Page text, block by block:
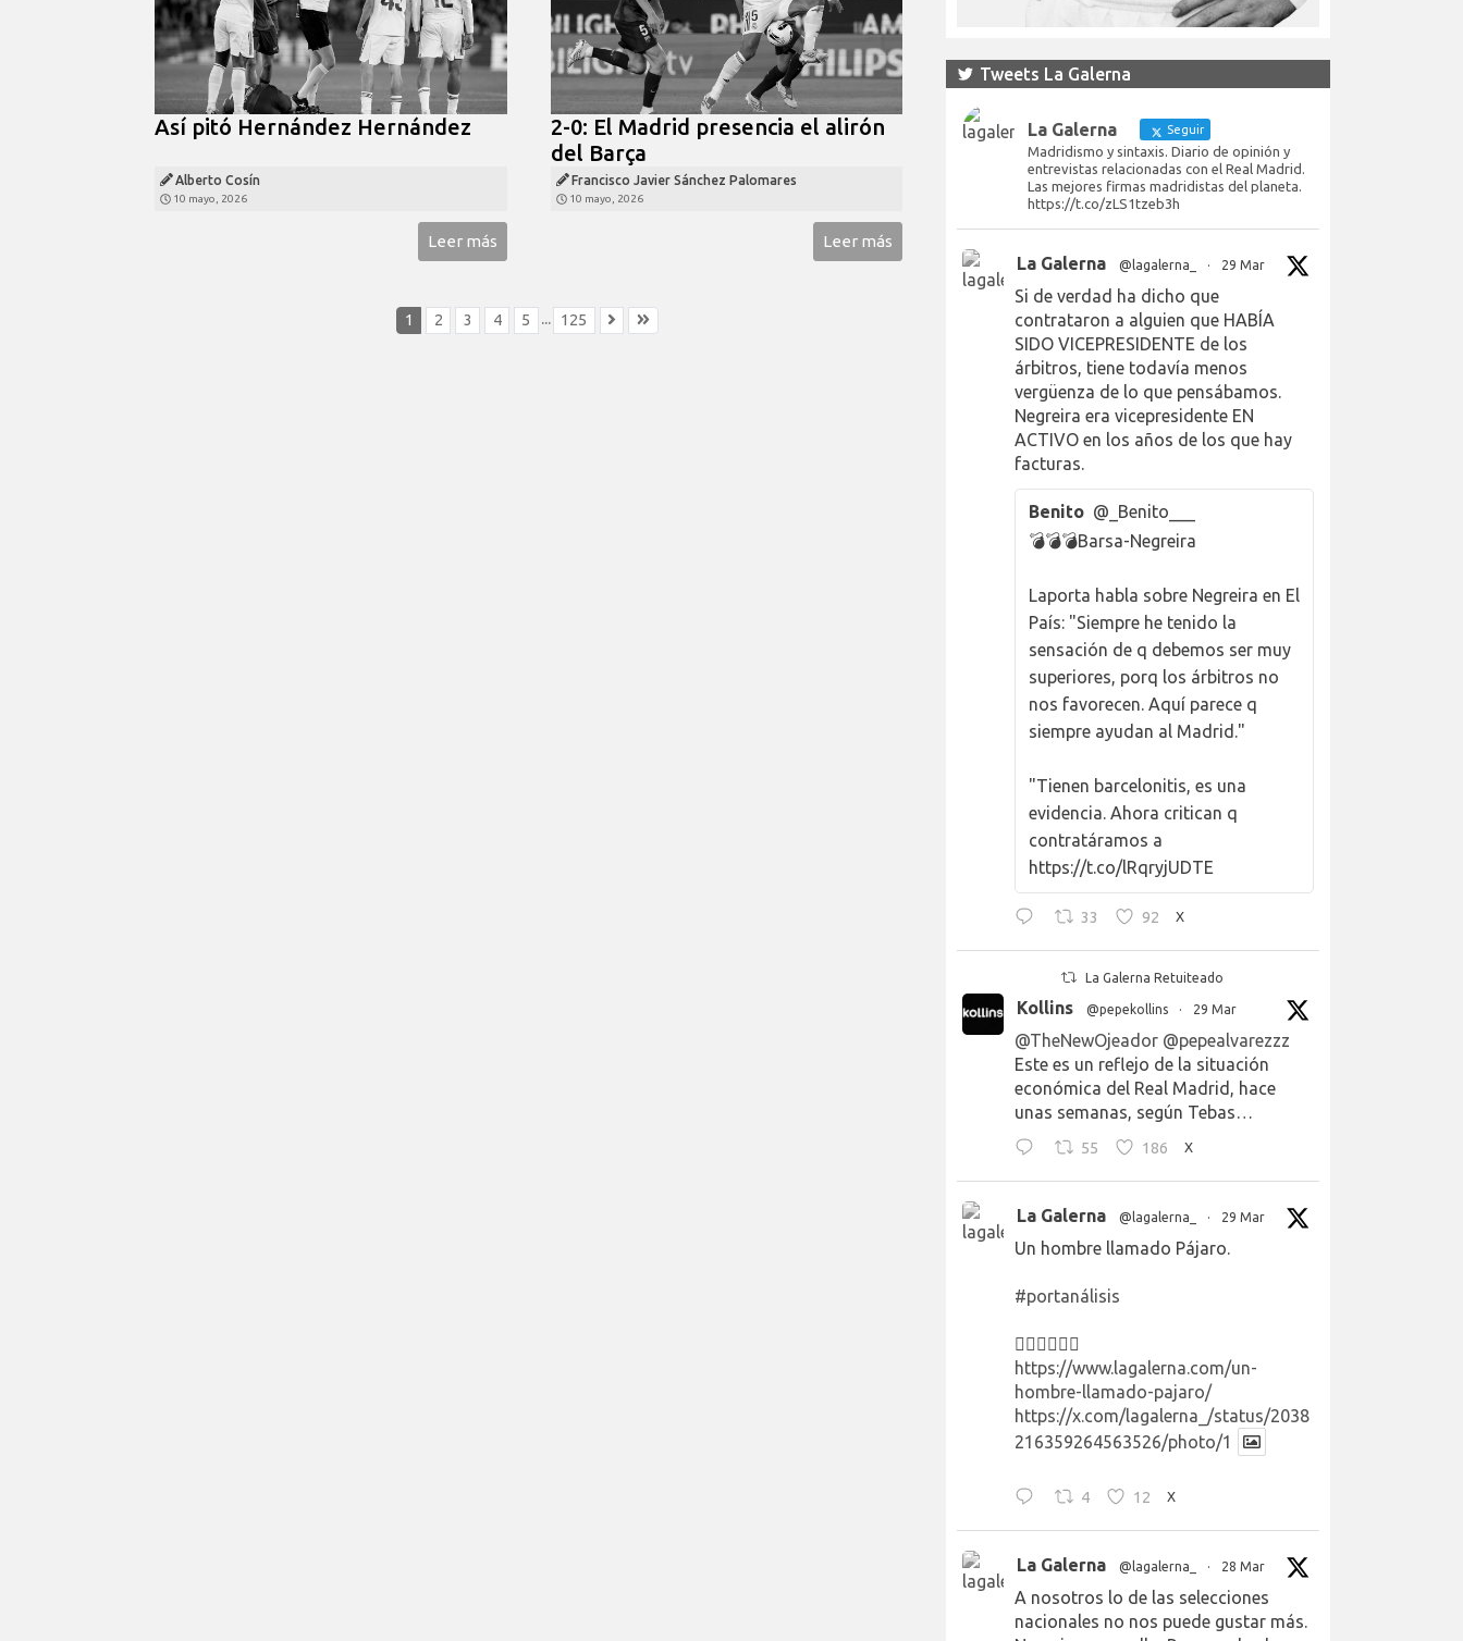
Así pitó Hernández Hernández
Alberto Cosín
10 mayo, 2026
Leer más
2-0: El Madrid presencia el alirón
del Barça
Francisco Javier Sánchez Palomares
10 mayo, 2026
Leer más
1 2 3 4 5 ... 125
Tweets La Galerna
La Galerna Seguir
Madridismo y sintaxis. Diario de opinión y
entrevistas relacionadas con el Real Madrid.
Las mejores firmas madridistas del planeta.
https://t.co/zLS1tzeb3h
La Galerna @lagalerna_ · 29 Mar
Si de verdad ha dicho que
contrataron a alguien que HABÍA
SIDO VICEPRESIDENTE de los
árbitros, tiene todavía menos
vergüenza de lo que pensábamos.
Negreira era vicepresidente EN
ACTIVO en los años de los que hay
facturas.
Benito @_Benito___
💣💣💣Barsa-Negreira
Laporta habla sobre Negreira en El
País: "Siempre he tenido la
sensación de q debemos ser muy
superiores, porq los árbitros no
nos favorecen. Aquí parece q
siempre ayudan al Madrid."
"Tienen barcelonitis, es una
evidencia. Ahora critican q
contratáramos a
https://t.co/lRqryjUDTE
33 92 X
La Galerna Retuiteado
Kollins @pepekollins · 29 Mar
@TheNewOjeador @pepealvarezzz
Este es un reflejo de la situación
económica del Real Madrid, hace
unas semanas, según Tebas…
55 186 X
La Galerna @lagalerna_ · 29 Mar
Un hombre llamado Pájaro.
#portanálisis
👉🏻👉🏻👉🏻
https://www.lagalerna.com/un-
hombre-llamado-pajaro/
https://x.com/lagalerna_/status/2038
216359264563526/photo/1
4 12 X
La Galerna @lagalerna_ · 28 Mar
A nosotros lo de las selecciones
nacionales no nos puede gustar más.